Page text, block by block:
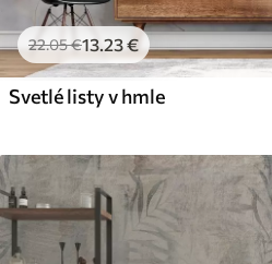
22.05€13.23€
Svetlé listy v hmle